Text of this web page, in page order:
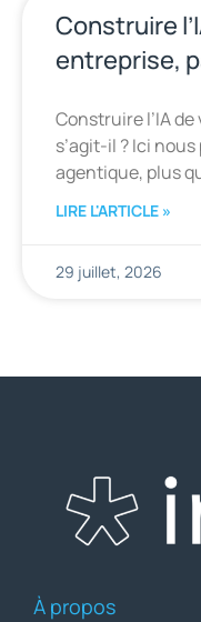
Construire
entreprise,
Construire l’IA
s’agit-il ? Ici
agentique, plus
LIRE L'ARTICLE »
29 juillet, 2026
À propos